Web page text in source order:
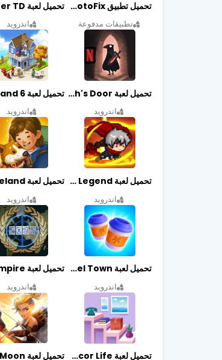
تحميل تطبيق PhotoFix مهكر آخر إصدار
تطبيقات مدفوعة اندرويد
تحميل لعبة Death's Door مهكرة أخر إصدار
اندرويد اندرويد
تحميل لعبة Slayer Legend مهكرة أخر إصدار
اندرويد اندرويد
تحميل لعبة Travel Town مهكرة أخر إصدار
اندرويد اندرويد
تحميل لعبة Decor Life مهكرة أخر إصدار